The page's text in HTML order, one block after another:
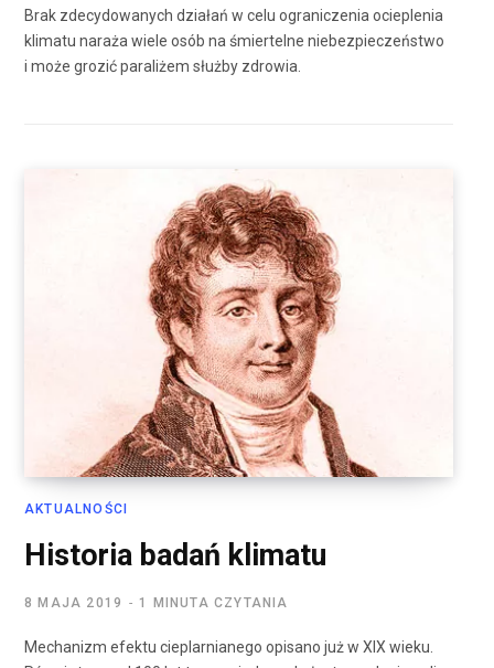
Brak zdecydowanych działań w celu ograniczenia ocieplenia
klimatu naraża wiele osób na śmiertelne niebezpieczeństwo
i może grozić paraliżem służby zdrowia.
AKTUALNOŚCI
Historia badań klimatu
8 MAJA 2019 1 MINUTA CZYTANIA
Mechanizm efektu cieplarnianego opisano już w XIX wieku.